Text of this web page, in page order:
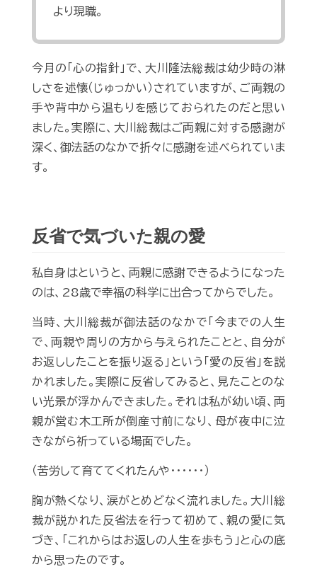
より現職。
今月の「心の指針」で、大川隆法総裁は幼少時の淋
しさを述懐（じゅっかい）されていますが、ご両親の
手や背中から温もりを感じておられたのだと思い
ました。実際に、大川総裁はご両親に対する感謝が
深く、御法話のなかで折々に感謝を述べられていま
す。
反省で気づいた親の愛
私自身はというと、両親に感謝できるようになった
のは、28歳で幸福の科学に出合ってからでした。
当時、大川総裁が御法話のなかで「今までの人生
で、両親や周りの方から与えられたことと、自分が
お返ししたことを振り返る」という「愛の反省」を説
かれました。実際に反省してみると、見たことのな
い光景が浮かんできました。それは私が幼い頃、両
親が営む木工所が倒産寸前になり、母が夜中に泣
きながら祈っている場面でした。
（苦労して育ててくれたんや･･････）
胸が熱くなり、涙がとめどなく流れました。大川総
裁が説かれた反省法を行って初めて、親の愛に気
づき、「これからはお返しの人生を歩もう」と心の底
から思ったのです。